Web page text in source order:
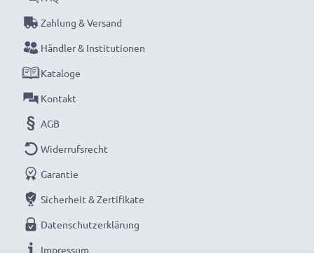
Zahlung & Versand
Händler & Institutionen
Kataloge
Kontakt
AGB
Widerrufsrecht
Garantie
Sicherheit & Zertifikate
Datenschutzerklärung
Impressum